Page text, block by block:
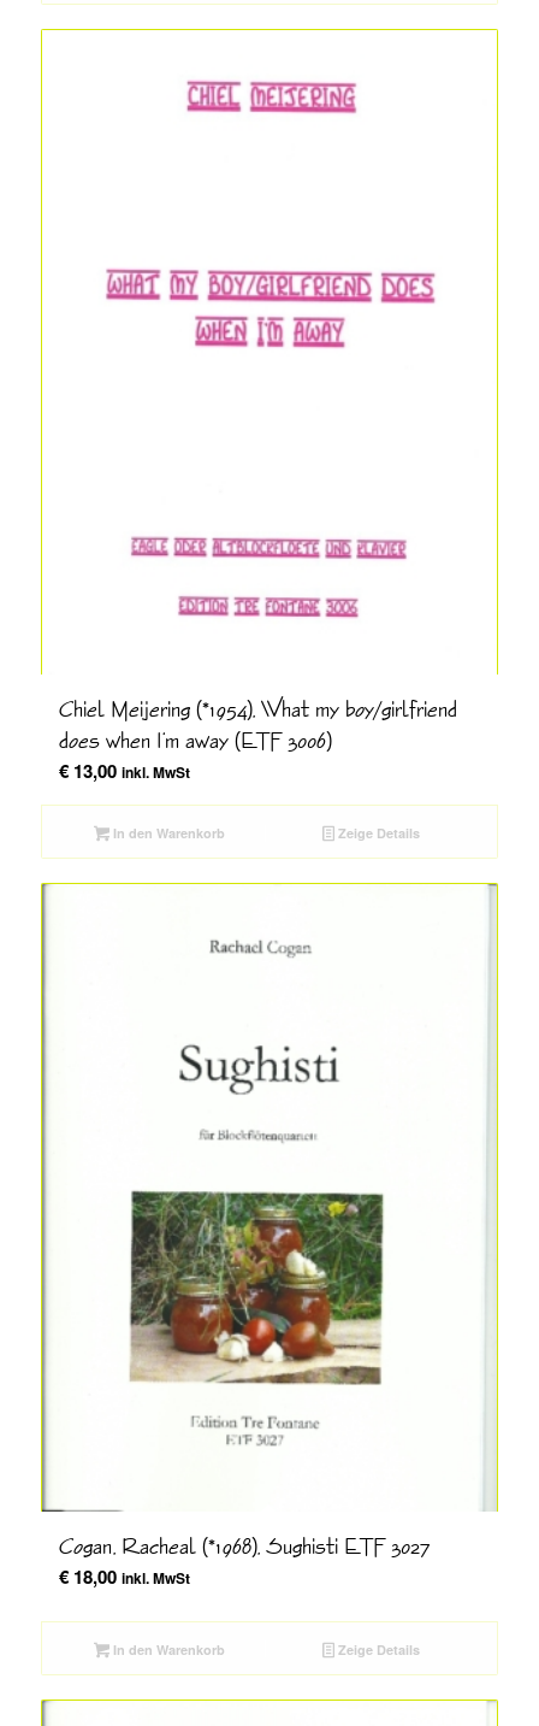
Chiel Meijering (*1954), What my boy/girlfriend
does when I‘m away (ETF 3006)
€13,00 inkl. MwSt
In den Warenkorb Zeige Details
Cogan, Racheal (*1968), Sughisti ETF 3027
€18,00 inkl. MwSt
In den Warenkorb Zeige Details